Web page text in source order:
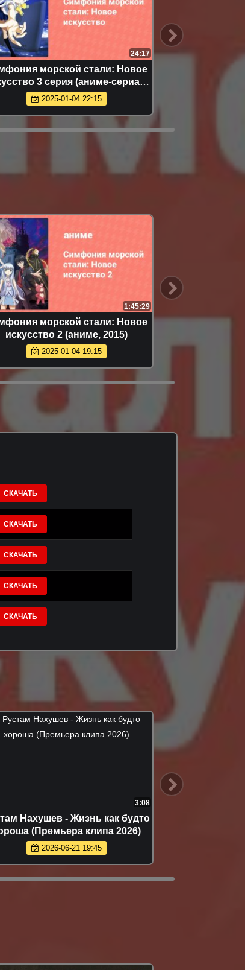
24:17
морской стали: Новое
3 серия (аниме-сериал,
2013)
2025-01-04 22:15
1:45:29
морской стали: Новое
искусство 2 (аниме, 2015)
2025-01-04 19:15
СКАЧАТЬ
СКАЧАТЬ
СКАЧАТЬ
СКАЧАТЬ
СКАЧАТЬ
будто
2026)
Murat Gamidov - По
(Премьера клипа 2026)